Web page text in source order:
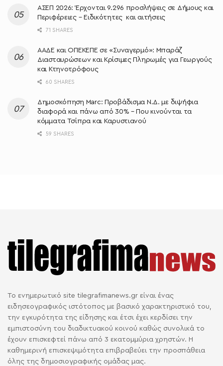
ΑΣΕΠ 2026: Έρχονται 9.296 προσλήψεις σε Δήμους και
Περιφέρειες – Ειδικότητες και αιτήσεις
71 SHARES
ΑΑΔΕ και ΟΠΕΚΕΠΕ σε «Συναγερμό»: Μπαράζ
Διασταυρώσεων και Κρίσιμες Πληρωμές για Γεωργούς
και Κτηνοτρόφους
60 SHARES
Δημοσκόπηση Marc: Προβάδισμα Ν.Δ. με διψήφια
διαφορά και πάνω από 30% – Που κινούνται τα
κόμματα Τσίπρα και Καρυστιανού
59 SHARES
Το ενημερωτικό site tilegrafimanews.gr είναι ένας
ειδησεογραφικός ιστότοπος με βασικό χαρακτηριστικό του,
την εγκυρότητα της είδησης και έτσι έχει κερδίσει την
εμπιστοσύνη του διαδικτυακού κοινού καθώς συνολικά το
έχουν επισκεφτεί πάνω από 3 εκατομμύρια χρηστών. Η
καθημερινή επισκεψιμότητα επιβραβεύει την προσπάθεια
όλης της δημοσιογραφικής ομάδας μας.